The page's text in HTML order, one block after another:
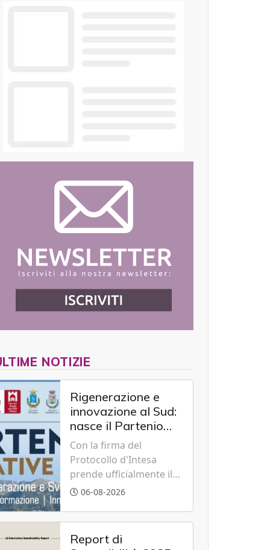
NOTIZIE
Rigenerazione e
innovazione al Sud:
nasce il Partenio
Creative Hub per il
rilancio del
territorio
Con la firma del
Protocollo d'Intesa
prende ufficialmente il
via il recupero dell'ex
modello di partenariato
pubblico-privato e a una
06-08-2026
Report di